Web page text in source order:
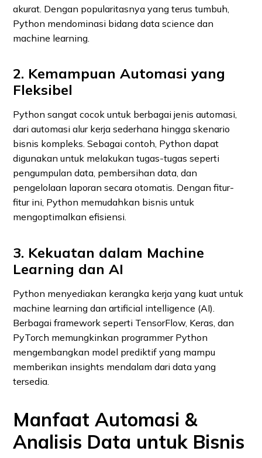
akurat. Dengan popularitasnya yang terus tumbuh,
Python mendominasi bidang data science dan
machine learning.
2. Kemampuan Automasi yang
Fleksibel
Python sangat cocok untuk berbagai jenis automasi,
dari automasi alur kerja sederhana hingga skenario
bisnis kompleks. Sebagai contoh, Python dapat
digunakan untuk melakukan tugas-tugas seperti
pengumpulan data, pembersihan data, dan
pengelolaan laporan secara otomatis. Dengan fitur-
fitur ini, Python memudahkan bisnis untuk
mengoptimalkan efisiensi.
3. Kekuatan dalam Machine
Learning dan AI
Python menyediakan kerangka kerja yang kuat untuk
machine learning dan artificial intelligence (AI).
Berbagai framework seperti TensorFlow, Keras, dan
PyTorch memungkinkan programmer Python
mengembangkan model prediktif yang mampu
memberikan insights mendalam dari data yang
tersedia.
Manfaat Automasi &
Analisis Data untuk Bisnis